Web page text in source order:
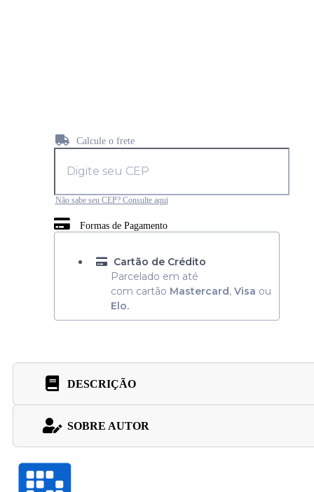
Calcule o frete
Não sabe seu CEP? Consulte aqui
Formas de Pagamento
Cartão de Crédito
Parcelado em até
com cartão Mastercard, Visa ou
Elo.
DESCRIÇÃO
SOBRE AUTOR